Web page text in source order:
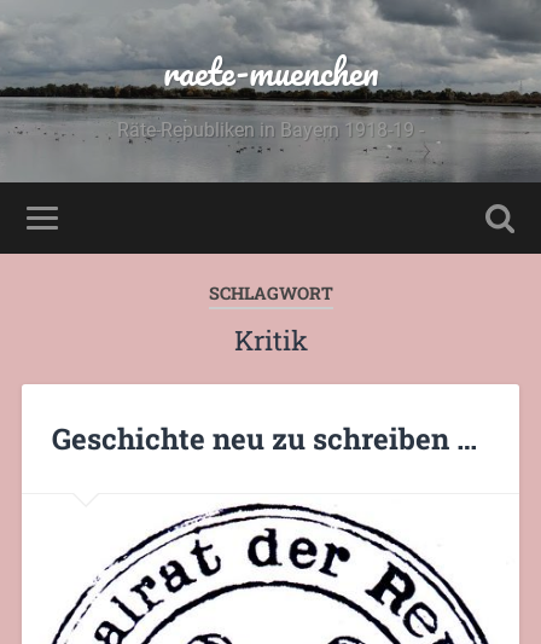
raete-muenchen
Räte-Republiken in Bayern 1918-19 -
SCHLAGWORT
Kritik
Geschichte neu zu schreiben …